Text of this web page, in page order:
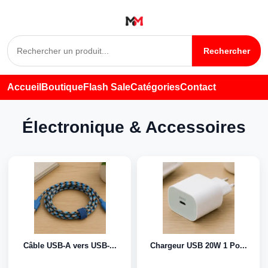
Rechercher
Accueil BoutiqueFlash SaleCatégoriesContact
Électronique & Accessoires
Câble USB-A vers USB-... Chargeur USB 20W 1 Po...